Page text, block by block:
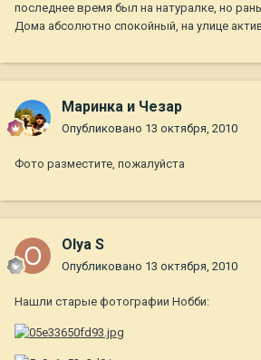
последнее время был на натуралке, но
Дома абсолютно спокойный, на улице
Маринка и Чезар
Опубликовано 13 октября, 2010
Фото разместите, пожалуйста
Olya S
Опубликовано 13 октября, 2010
Нашли старые фотографии Нобби: